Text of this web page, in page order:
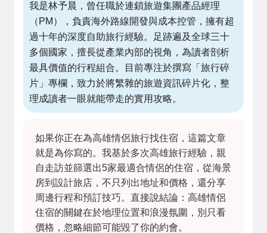
我是林予晨，曾任職於連鎖旅遊集團產品經理
（PM），負責海外路線開發與成本控管，擁有超
過十年的深度自助旅行經驗。足跡遍及全球三十
多個國家，擅長從產業內部的視角，為讀者剖析
最具價值的行程組合。目前專注於撰寫「旅行碎
片」專欄，致力於將繁雜的旅遊資訊碎片化，整
理成讀者一眼就能帶走的實用攻略。
如果你正在為高雄情侶旅行找住宿，這篇文章
就是為你寫的。我基於多次高雄旅行經驗，親
自走訪並篩選出5家最適合情侶的住宿，從海景
房到設計旅店，不只列出地址和價格，還分享
周邊行程和預訂技巧。直接說結論：高雄情侶
住宿的關鍵在於地理位置和浪漫氛圍，別只看
價格，忽略細節可能毀了你的約會。